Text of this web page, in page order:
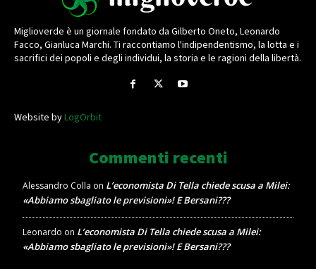
Miglioverde è un giornale fondato da Gilberto Oneto, Leonardo
Facco, Gianluca Marchi. Ti raccontiamo l'indipendentismo, la lotta e i
sacrifici dei popoli e degli individui, la storia e le ragioni della libertà.
Website byLogOrbit
Commenti recenti
Alessandro Colla on L’economista Di Tella chiede scusa a Milei:
«Abbiamo sbagliato le previsioni»! E Bersani???
Leonardo on L’economista Di Tella chiede scusa a Milei:
«Abbiamo sbagliato le previsioni»! E Bersani???